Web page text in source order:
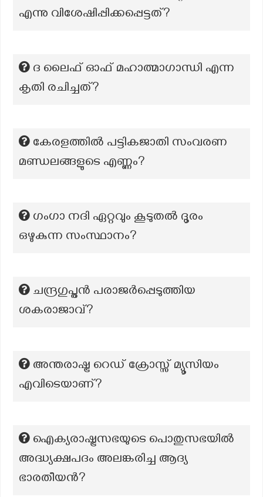
എന്നു വിശേഷിപ്പിക്കപ്പെട്ടത്?
ദ ലൈഫ് ഓഫ് മഹാത്മാഗാന്ധി എന്ന
കൃതി രചിച്ചത്?
കേരളത്തിൽ പട്ടികജാതി സംവരണ
മണ്ഡലങ്ങളുടെ എണ്ണം?
ഗംഗാ നദി ഏറ്റവും കൂടുതല്‍ ദൂരം
ഒഴുകുന്ന സംസ്ഥാനം?
ചന്ദ്രഗുപ്തൻ പരാജർപ്പെടുത്തിയ
ശകരാജാവ്?
അന്തരാഷ്ട്ര റെഡ് ക്രോസ്സ് മ്യൂസിയം
എവിടെയാണ്?
ഐക്യരാഷ്ട്രസഭയുടെ പൊതുസഭയിൽ
അദ്ധ്യക്ഷപദം അലങ്കരിച്ച ആദ്യ
ഭാരതീയൻ?